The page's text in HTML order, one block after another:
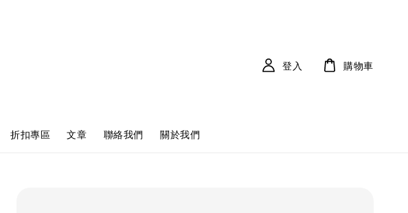
折扣專區 文章 聯絡我們 關於我們
登入 購物車